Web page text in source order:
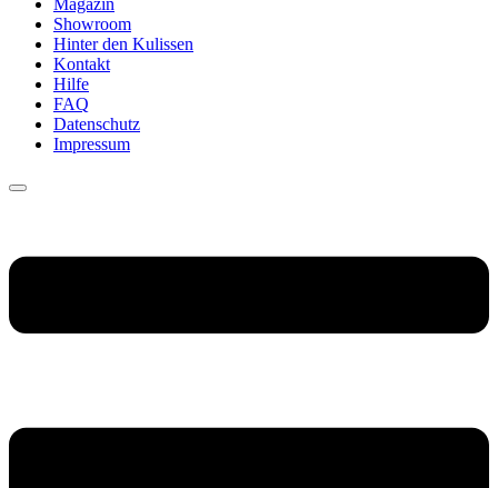
Showroom
Hinter den Kulissen
Kontakt
Hilfe
FAQ
Datenschutz
Impressum